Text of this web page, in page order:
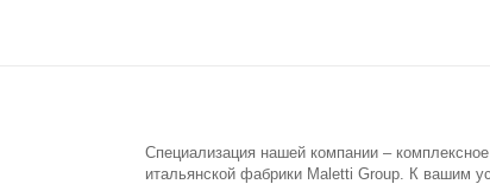
Специализация нашей компании –
итальянской фабрики Maletti Group. К вашим